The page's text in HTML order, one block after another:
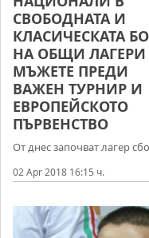
СВОБОДНАТА И
КЛАСИЧЕСКАТА
НА ОБЩИ ЛАГЕРИ
МЪЖЕТЕ ПРЕДИ
ВАЖЕН ТУРНИР И
ЕВРОПЕЙСКОТО
ПЪРВЕНСТВО
От днес започват лагер
02 Apr 2018 16:15 ч.